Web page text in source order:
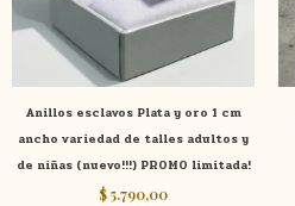
Anillos esclavos Plata y oro 1 cm
ancho variedad de talles adultos y
de niñas (nuevo!!!) PROMO limitada!
$5.790,00
opciones
se
elegir
en
la
página